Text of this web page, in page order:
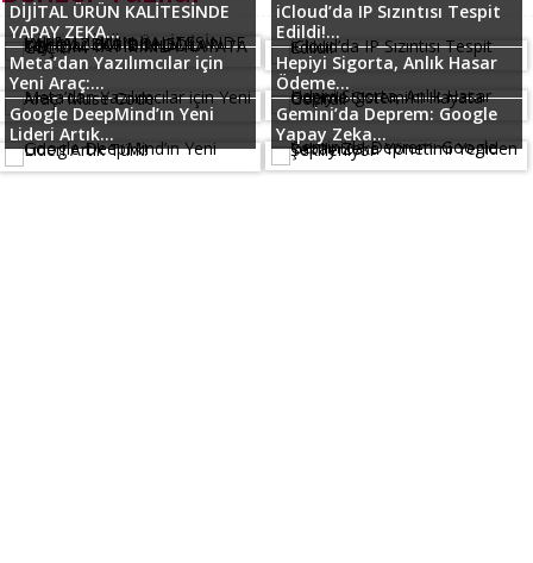
DİJİTAL ÜRÜN KALİTESİNDE
YAPAY ZEKA...
iCloud’da IP Sızıntısı Tespit
Edildi!...
Meta’dan Yazılımcılar için
Yeni Araç:...
Hepiyi Sigorta, Anlık Hasar
Ödeme...
Google DeepMind’ın Yeni
Lideri Artık...
Gemini’da Deprem: Google
Yapay Zeka...